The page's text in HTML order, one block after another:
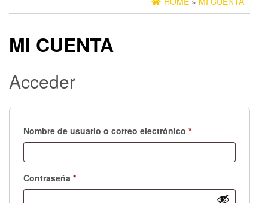
MI CUENTA
Acceder
Nombre de usuario o correo electrónico *
Contraseña *